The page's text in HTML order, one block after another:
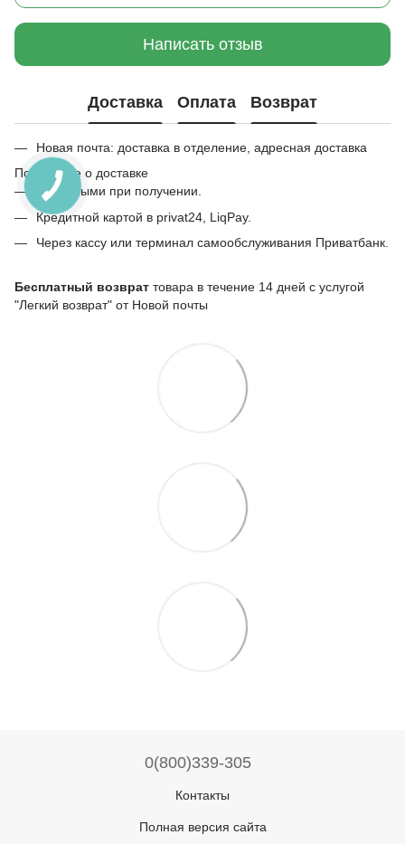
Написать отзыв
Доставка Оплата Возврат
Новая почта: доставка в отделение, адресная доставка
Подробнее о доставке
Наличными при получении.
Кредитной картой в privat24, LiqPay.
Через кассу или терминал самообслуживания Приватбанк.
Бесплатный возврат товара в течение 14 дней с услугой
"Легкий возврат" от Новой почты
0(800)339-305
Контакты
Полная версия сайта